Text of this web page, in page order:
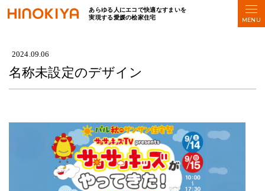
あらゆる人にエコで快適なすまいを
実現する愛媛の桧家住宅
名称未設定のデザイン
2024.09.06
名称未設定のデザイン